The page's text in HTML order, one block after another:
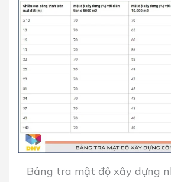
Bảng tra mật độ xây dựng